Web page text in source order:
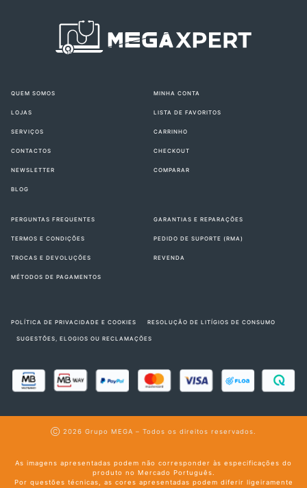
QUEM SOMOS
LOJAS
SERVIÇOS
CONTACTOS
NEWSLETTER
BLOG
MINHA CONTA
LISTA DE FAVORITOS
CARRINHO
CHECKOUT
COMPARAR
PERGUNTAS FREQUENTES
TERMOS E CONDIÇÕES
TROCAS E DEVOLUÇÕES
MÉTODOS DE PAGAMENTOS
GARANTIAS E REPARAÇÕES
PEDIDO DE SUPORTE (RMA)
REVENDA
POLÍTICA DE PRIVACIDADE E COOKIES RESOLUÇÃO DE LITÍGIOS DE CONSUMO
SUGESTÕES, ELOGIOS OU RECLAMAÇÕES
Ⓒ 2026 Grupo MEGA – Todos os direitos reservados.
As imagens apresentadas podem não corresponder às especificações do
produto no Mercado Português.
Por questões técnicas, as cores apresentadas podem diferir ligeiramente